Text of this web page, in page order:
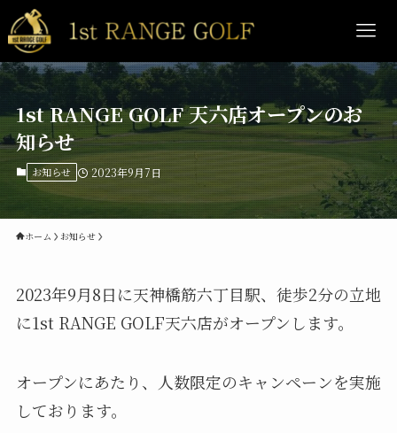
1st RANGE GOLF 天六店オープンのお
知らせ
お知らせ 2023年9月7日
ホーム お知らせ
2023年9月8日に天神橋筋六丁目駅、徒歩2分の立地
に1st RANGE GOLF天六店がオープンします。
オープンにあたり、人数限定のキャンペーンを実施
しております。